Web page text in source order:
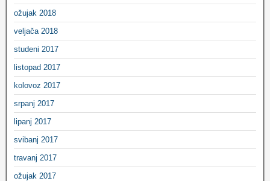
ožujak 2018
veljača 2018
studeni 2017
listopad 2017
kolovoz 2017
srpanj 2017
lipanj 2017
svibanj 2017
travanj 2017
ožujak 2017